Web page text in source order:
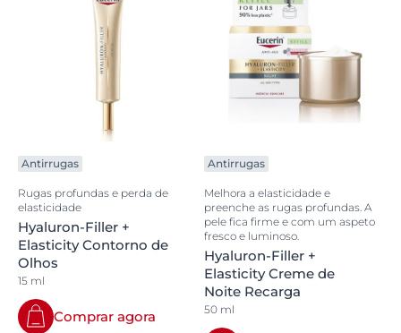
Antirrugas
Rugas profundas e perda de
elasticidade
Hyaluron-Filler +
Elasticity Contorno de
Olhos
15 ml
Comprar agora
Antirrugas
Melhora a elasticidade e
preenche as rugas profundas. A
pele fica firme e com um aspeto
fresco e luminoso.
Hyaluron-Filler +
Elasticity Creme de
Noite Recarga
50 ml